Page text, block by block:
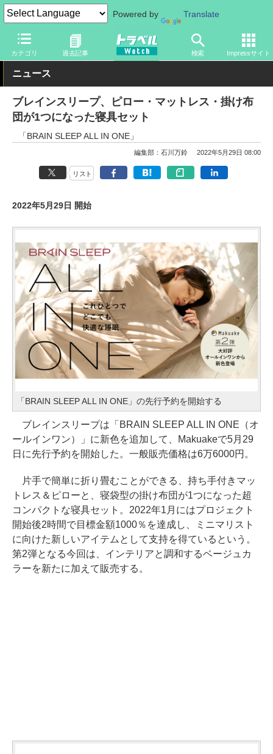
Powered by Translate
カテゴリ 過去記事 検索 Impressサイト
トラベル Watch 旅のアイテム 旅行グッズ その他
ニュース
ブレインスリープ、ピロー・マットレス・掛け布
団が1つになった寝具セット
「BRAIN SLEEP ALL IN ONE」
編集部：石川万鈴 2022年5月29日 08:00
リスト
2022年5月29日 開始
「BRAIN SLEEP ALL IN ONE」の先行予約を開始する
ブレインスリープは「BRAIN SLEEP ALL IN ONE（オ
ールインワン）」に新色を追加して、Makuakeで5月29
日に先行予約を開始した。一般販売価格は6万6000円。
片手で簡単に折り畳むことができる、持ち手付きマッ
トレス＆ピローと、寝袋型の掛け布団が1つになった超
コンパクトな寝具セット。2022年1月にはプロジェクト
開始後2時間で目標金額1000％を達成し、ミニマリスト
に向けた新しいアイテムとして支持を得ているという。
第2弾となる今回は、インテリアと調和するベージュカ
ラーを新たに加えて販売する。